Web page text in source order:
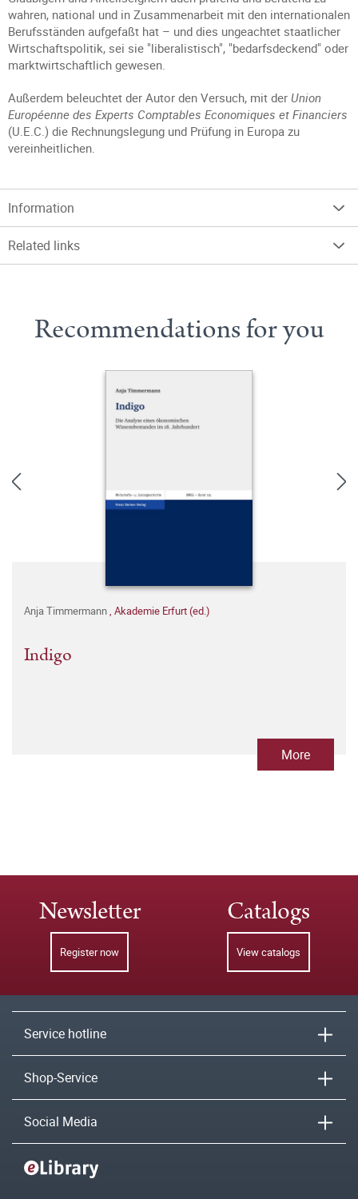
wahren, national und in Zusammenarbeit mit den internationalen
Berufsständen aufgefaßt hat – und dies ungeachtet staatlicher
Wirtschaftspolitik, sei sie "liberalistisch", "bedarfsdeckend" oder
marktwirtschaftlich gewesen.
Außerdem beleuchtet der Autor den Versuch, mit der Union
Européenne des Experts Comptables Economiques et Financiers
(U.E.C.) die Rechnungslegung und Prüfung in Europa zu
vereinheitlichen.
Information
Related links
Recommendations for you
Anja Timmermann, Akademie Erfurt (ed.)
Indigo
More
Newsletter
Register now
Catalogs
View catalogs
Service hotline
Shop-Service
Social Media